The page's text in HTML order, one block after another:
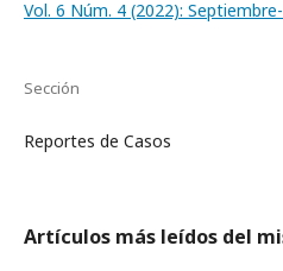
Vol. 6 Núm. 4 (2022):
Sección
Reportes de Casos
Artículos más leídos del